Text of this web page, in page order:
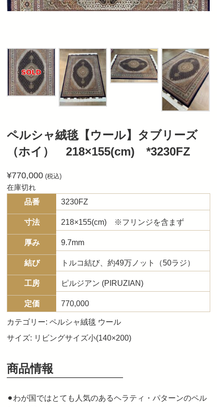
ペルシャ絨毯【ウール】タブリーズ
（ホイ） 218×155(cm) *3230FZ
¥770,000 (税込)
在庫切れ
品番 3230FZ
寸法 218×155(cm) ※フリンジを含まず
厚み 9.7mm
結び トルコ結び、約49万ノット（50ラジ）
工房 ピルジアン (PIRUZIAN)
定価 770,000
カテゴリー:ペルシャ絨毯 ウール
サイズ: リビングサイズ小(140×200)
商品情報
⚫︎わが国ではとても人気のあるヘラティ・パターンのペル